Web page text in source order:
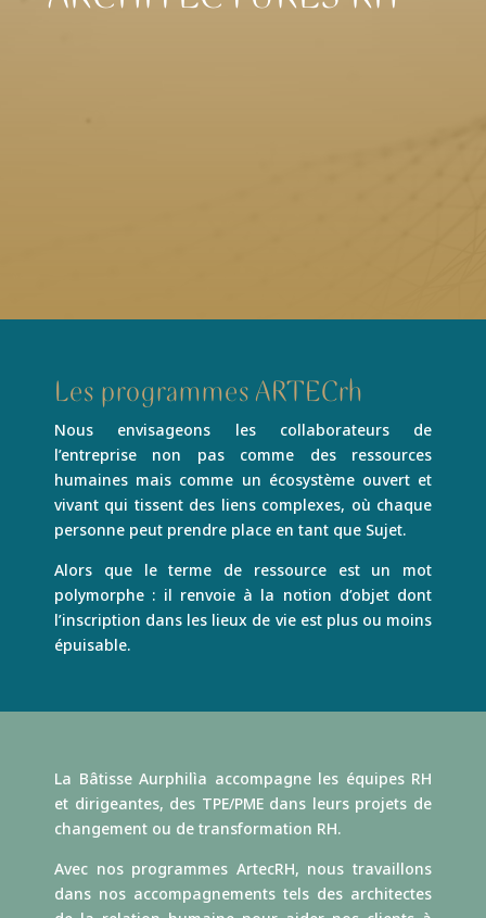
Les programmes ARTECrh
Nous envisageons les collaborateurs de
l’entreprise non pas comme des ressources
humaines mais comme un écosystème ouvert et
vivant qui tissent des liens complexes, où chaque
personne peut prendre place en tant que Sujet.
Alors que le terme de ressource est un mot
polymorphe : il renvoie à la notion d’objet dont
l’inscription dans les lieux de vie est plus ou moins
épuisable.
La Bâtisse Aurphilìa accompagne les équipes RH
et dirigeantes, des TPE/PME dans leurs projets de
changement ou de transformation RH.
Avec nos programmes ArtecRH, nous travaillons
dans nos accompagnements tels des architectes